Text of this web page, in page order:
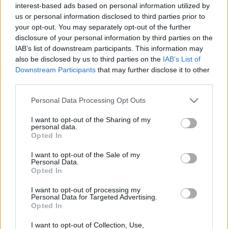
interest-based ads based on personal information utilized by
us or personal information disclosed to third parties prior to
your opt-out. You may separately opt-out of the further
disclosure of your personal information by third parties on the
IAB’s list of downstream participants. This information may
also be disclosed by us to third parties on the IAB’s List of
Downstream Participants that may further disclose it to other
Please note that this website/app uses one or more Google
not limited to your visit or usage behaviour. You may click to
grant or deny consent to Google and its third-party tags to
use your data for below specified purposes in below Google
consent section.
Personal Data Processing Opt Outs
I want to opt-out of the Sharing of my
personal data.
Opted In
I want to opt-out of the Sale of my
Personal Data.
Opted In
I want to opt-out of processing my
Personal Data for Targeted Advertising.
Opted In
I want to opt-out of Collection, Use,
EGY ESTE ALATT KÉTSZER BUKOTT MEG EGY
ITTAS SZOMBATHELYI SOFŐR
2025. Április. 30. 09:18
Produkcióját a bíróság fogja zsűrizni.
450 ITTAS SOFŐR ELLEN INTÉZKEDTEK
HÚSVÉTKOR
2025. Április. 22. 18:29
SOPRON VÁRMEGYEI DISZKÓBALESETBEN
2025. Április. 15. 11:03
hívtak megfelelő segítséget, tragédia lett a vége.
ŐRIZETBE VETTEK EGY ITTAS VEZETŐT
2025. február. 07. 10:38
Rövid időn belül kétszer ült ittasan a volán mögé.